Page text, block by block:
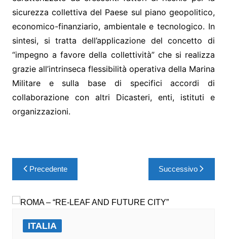
sicurezza collettiva del Paese sul piano geopolitico,
economico-finanziario, ambientale e tecnologico. In
sintesi, si tratta dell’applicazione del concetto di
“impegno a favore della collettività” che si realizza
grazie all’intrinseca flessibilità operativa della Marina
Militare e sulla base di specifici accordi di
collaborazione con altri Dicasteri, enti, istituti e
organizzazioni.
Precedente Successivo
ITALIA